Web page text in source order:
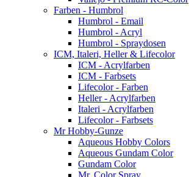
Farben - Humbrol
Humbrol - Email
Humbrol - Acryl
Humbrol - Spraydosen
ICM, Italeri, Heller & Lifecolor
ICM - Acrylfarben
ICM - Farbsets
Lifecolor - Farben
Heller - Acrylfarben
Italeri - Acrylfarben
Lifecolor - Farbsets
Mr Hobby-Gunze
Aqueous Hobby Colors
Aqueous Gundam Color
Gundam Color
Mr. Color Spray